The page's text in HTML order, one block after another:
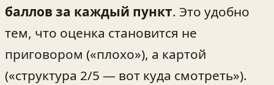
баллов за каждый пункт. Это удобно
тем, что оценка становится не
приговором («плохо»), а картой
(«структура 2/5 — вот куда смотреть»).